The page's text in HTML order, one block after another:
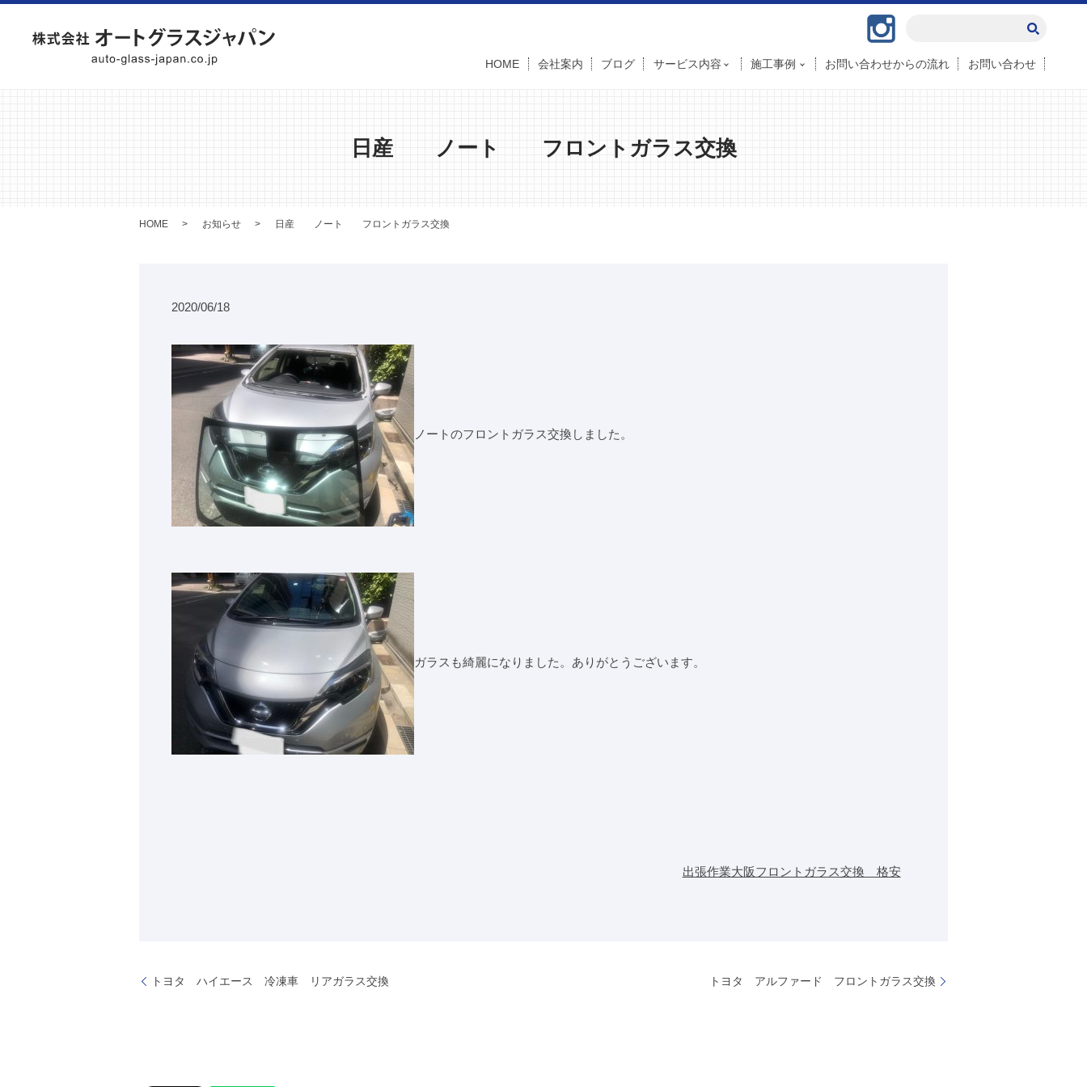
HOME 会社案内 ブログ サービス内容 施工事例 お問い合わせからの流れ お問い合わせ
日産 ノート フロントガラス交換
HOME お知らせ 日産 ノート フロントガラス交換
2020/06/18
ノートのフロントガラス交換しました。
ガラスも綺麗になりました。ありがとうございます。
出張作業大阪フロントガラス交換 格安
トヨタ ハイエース 冷凍車 リアガラス交換 トヨタ アルファード フロントガラス交換